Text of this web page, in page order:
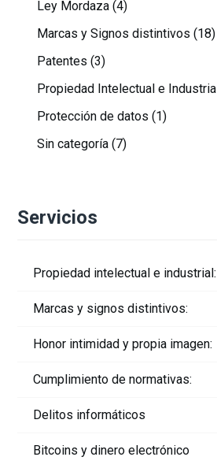
Ley Mordaza (4)
Marcas y Signos distintivos (18)
Patentes (3)
Propiedad Intelectual e Industrial
Protección de datos (1)
Sin categoría (7)
Servicios
Propiedad intelectual e industrial:
Marcas y signos distintivos:
Honor intimidad y propia imagen:
Cumplimiento de normativas:
Delitos informáticos
Bitcoins y dinero electrónico